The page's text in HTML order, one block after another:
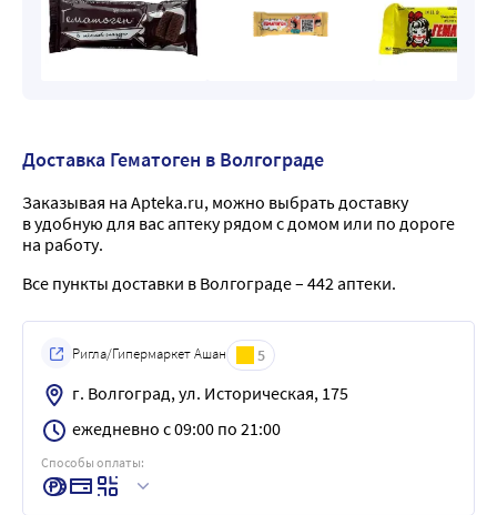
Доставка Гематоген в Волгограде
Заказывая на Apteka.ru, можно выбрать доставку
в удобную для вас аптеку рядом с домом или по дороге
на работу.
Все пункты доставки в Волгограде – 442 аптеки.
Ригла/Гипермаркет Ашан 5
г. Волгоград, ул. Историческая, 175
ежедневно с 09:00 по 21:00
Способы оплаты: